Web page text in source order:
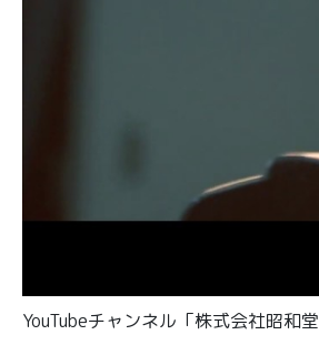
YouTubeチャンネル「株式会社昭